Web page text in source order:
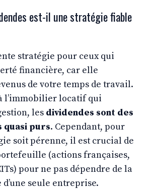
est-il une stratégie fiable
stratégie pour ceux qui
financière, car elle
de votre temps de travail.
l’immobilier locatif qui
les dividendes sont des
quasi purs. Cependant, pour
soit pérenne, il est crucial de
(actions françaises,
pour ne pas dépendre de la
seule entreprise.